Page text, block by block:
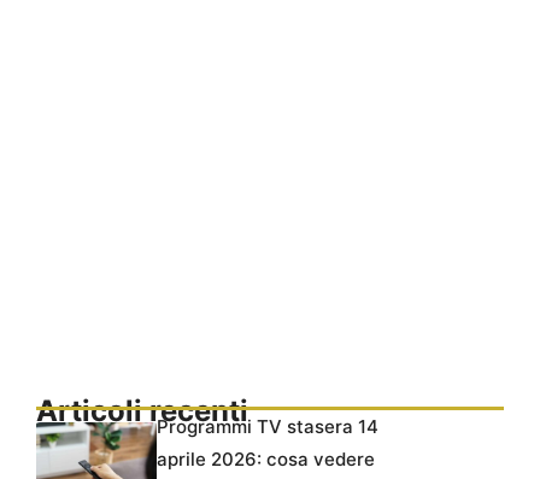
Articoli recentiProgrammi TV stasera 14
aprile 2026: cosa vedere